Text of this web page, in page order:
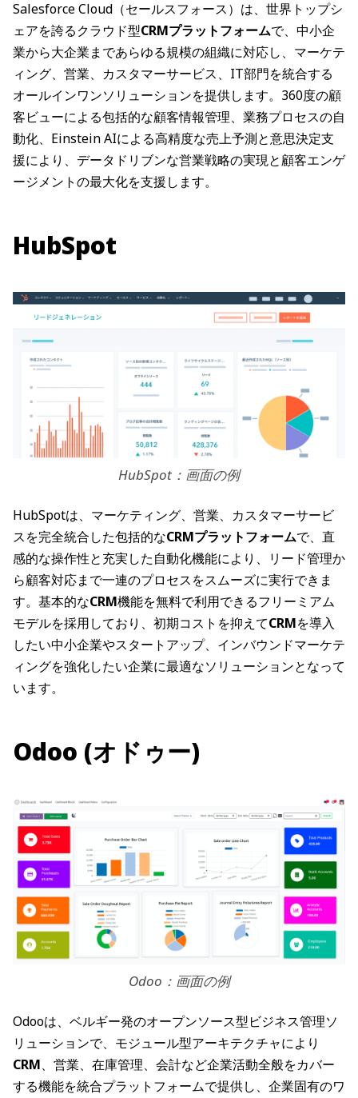
Salesforce Cloud（セールスフォース）は、世界トップシ
ェアを誇るクラウド型CRMプラットフォームで、中小企
業から大企業まであらゆる規模の組織に対応し、マーケテ
ィング、営業、カスタマーサービス、IT部門を統合する
オールインワンソリューションを提供します。360度の顧
客ビューによる包括的な顧客情報管理、業務プロセスの自
動化、Einstein AIによる高精度な売上予測と意思決定支
援により、データドリブンな営業戦略の実現と顧客エンゲ
ージメントの最大化を支援します。
HubSpot
HubSpot：画面の例
HubSpotは、マーケティング、営業、カスタマーサービ
スを完全統合した包括的なCRMプラットフォームで、直
感的な操作性と充実した自動化機能により、リード管理か
ら顧客対応まで一連のプロセスをスムーズに実行できま
す。基本的なCRM機能を無料で利用できるフリーミアム
モデルを採用しており、初期コストを抑えてCRMを導入
したい中小企業やスタートアップ、インバウンドマーケテ
ィングを強化したい企業に最適なソリューションとなって
います。
Odoo (オドゥー)
Odoo：画面の例
Odooは、ベルギー発のオープンソース型ビジネス管理ソ
リューションで、モジュール型アーキテクチャにより
CRM、営業、在庫管理、会計など企業活動全般をカバー
する機能を統合プラットフォームで提供し、企業固有のワ